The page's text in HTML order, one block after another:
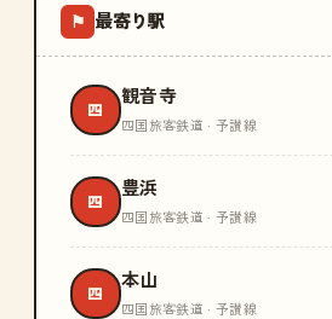
⚑ 最寄り駅
四
観音寺
四国旅客鉄道 · 予讃線
四
豊浜
四国旅客鉄道 · 予讃線
四
本山
四国旅客鉄道 · 予讃線